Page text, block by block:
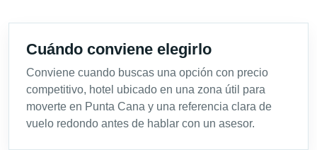
Cuándo conviene elegirlo
Conviene cuando buscas una opción con precio
competitivo, hotel ubicado en una zona útil para
moverte en Punta Cana y una referencia clara de
vuelo redondo antes de hablar con un asesor.